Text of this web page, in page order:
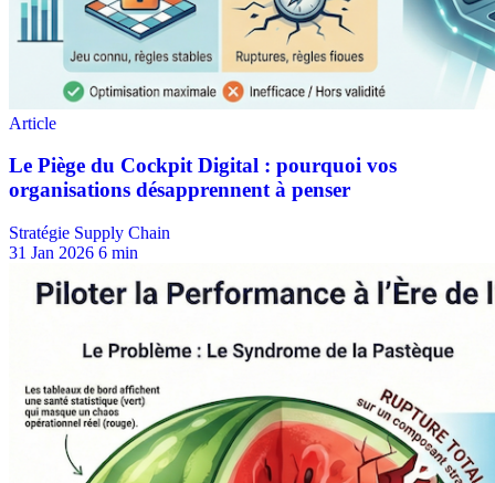
Stratégie Supply Chain
31 Jan 2026 6 min